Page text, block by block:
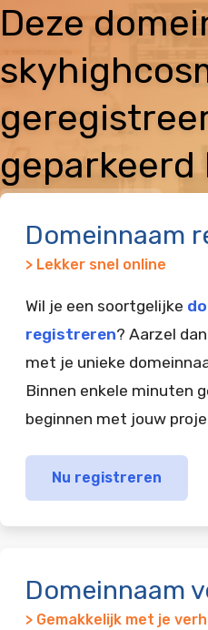
Deze
geparkeerd
Domeinnaam
> Lekker snel online
Wil je een soortgelijke
registreren? Aarzel
met je unieke
Binnen enkele minuten
beginnen met jouw
Nu registreren
Domeinnaam
> Gemakkelijk met je